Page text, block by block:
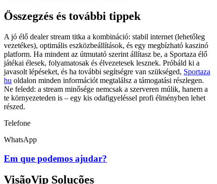
Összegzés és további tippek
A jó élő dealer stream titka a kombináció: stabil internet (lehetőleg
vezetékes), optimális eszközbeállítások, és egy megbízható kaszinó
platform. Ha mindent az útmutató szerint állítasz be, a Sportaza élő
játékai élesek, folyamatosak és élvezetesek lesznek. Próbáld ki a
javasolt lépéseket, és ha további segítségre van szükséged, Sportaza
hu oldalon minden információt megtalálsz a támogatási részlegen.
Ne feledd: a stream minősége nemcsak a szerveren múlik, hanem a
te környezeteden is – egy kis odafigyeléssel profi élményben lehet
részed.
Telefone
WhatsApp
Em que podemos ajudar?
VisãoVip Soluções